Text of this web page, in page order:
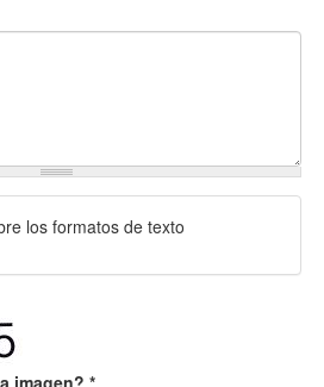
los formatos de texto